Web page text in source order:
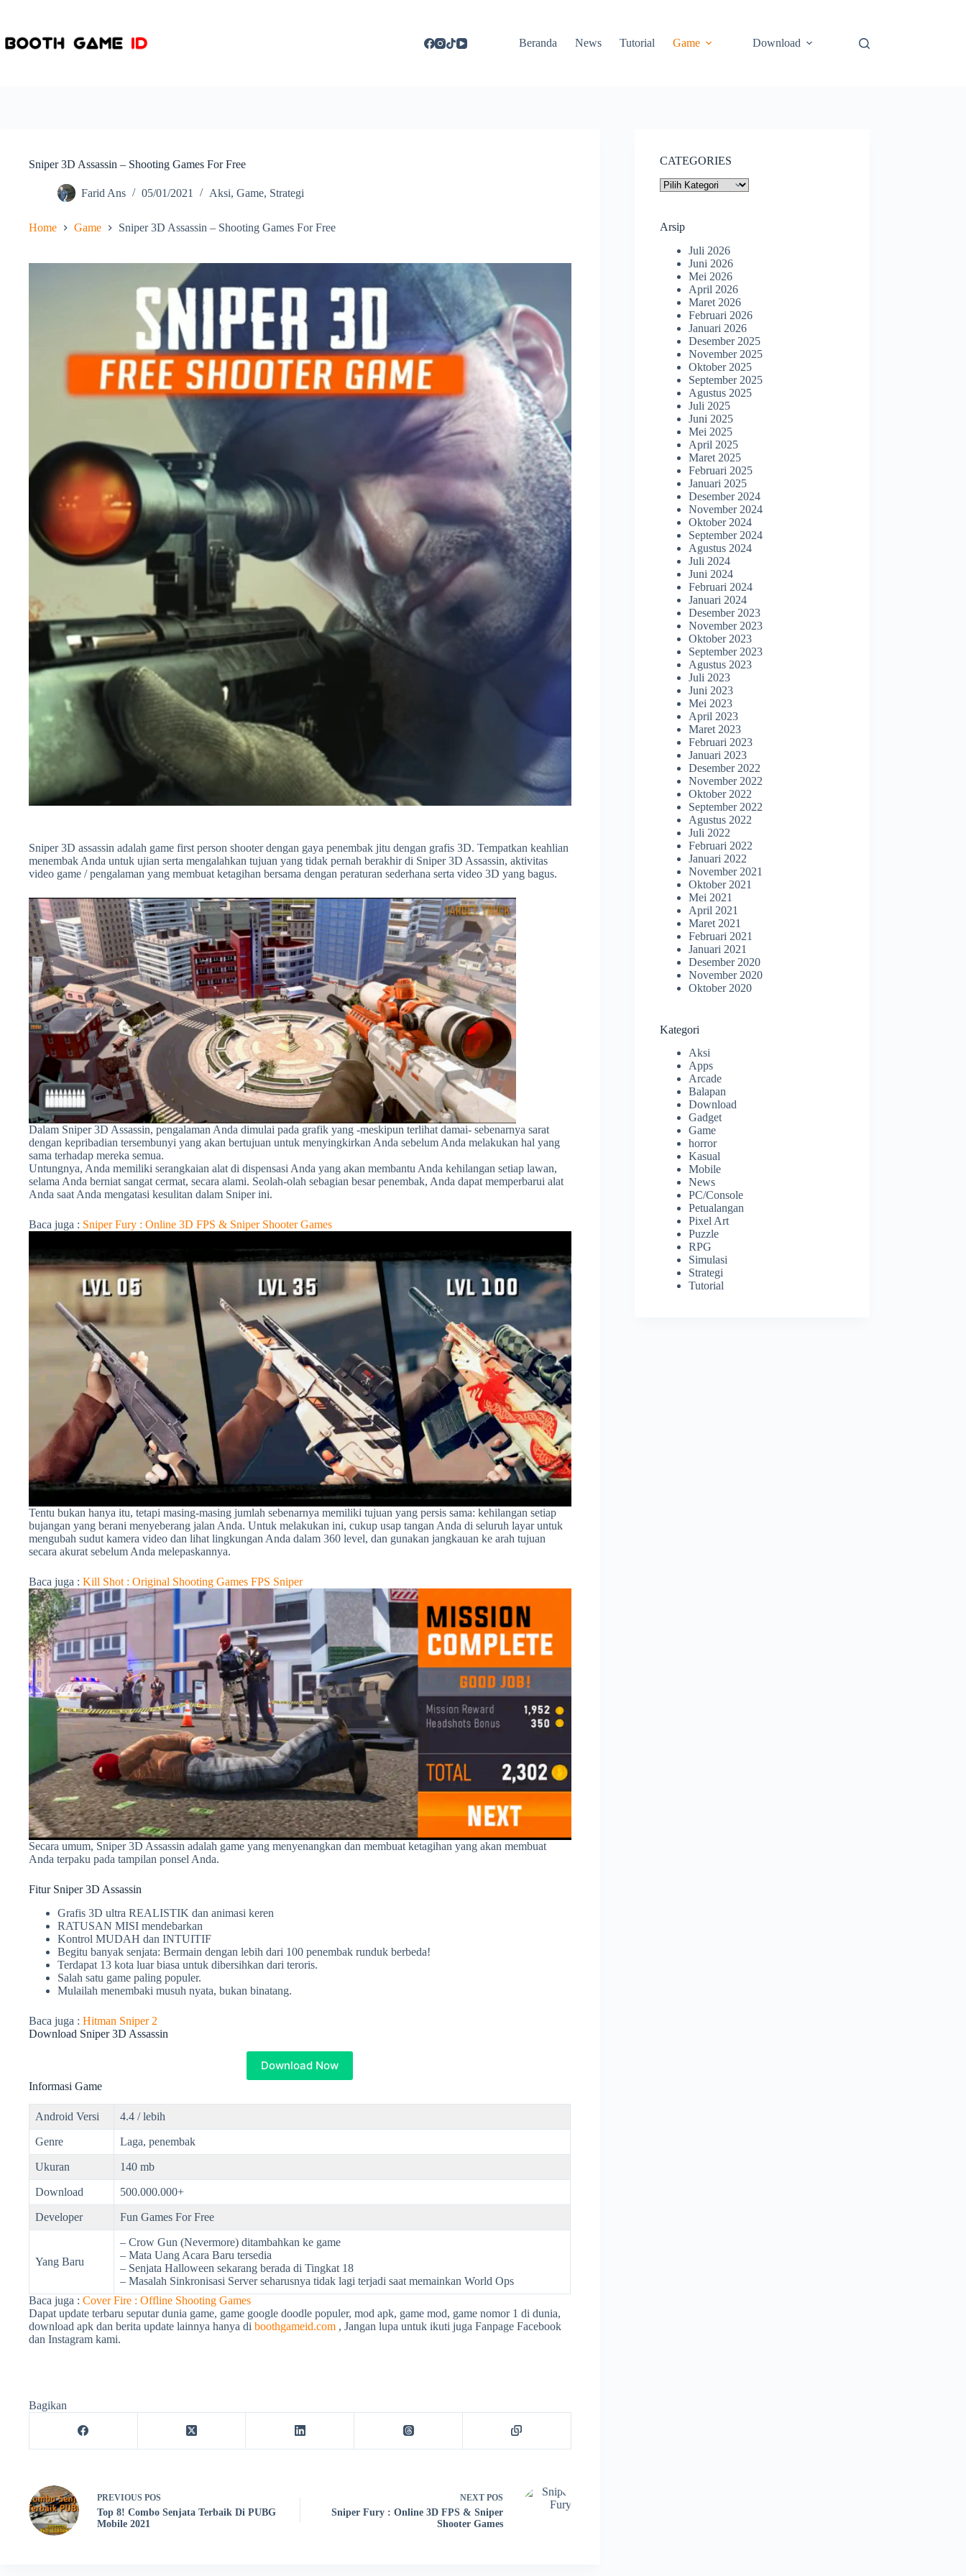
Beranda
News Tutorial Game Download
Sniper 3D Assassin – Shooting Games For Free
Farid Ans 05/01/2021 Aksi, Game, Strategi
Home Game Sniper 3D Assassin – Shooting Games For Free
Sniper 3D assassin adalah game first person shooter dengan gaya penembak jitu dengan grafis 3D. Tempatkan keahlian
menembak Anda untuk ujian serta mengalahkan tujuan yang tidak pernah berakhir di Sniper 3D Assassin, aktivitas
video game / pengalaman yang membuat ketagihan bersama dengan peraturan sederhana serta video 3D yang bagus.
Dalam Sniper 3D Assassin, pengalaman Anda dimulai pada grafik yang -meskipun terlihat damai- sebenarnya sarat
dengan kepribadian tersembunyi yang akan bertujuan untuk menyingkirkan Anda sebelum Anda melakukan hal yang
sama terhadap mereka semua.
Untungnya, Anda memiliki serangkaian alat di dispensasi Anda yang akan membantu Anda kehilangan setiap lawan,
selama Anda berniat sangat cermat, secara alami. Seolah-olah sebagian besar penembak, Anda dapat memperbarui alat
Anda saat Anda mengatasi kesulitan dalam Sniper ini.
Baca juga : Sniper Fury : Online 3D FPS & Sniper Shooter Games
Tentu bukan hanya itu, tetapi masing-masing jumlah sebenarnya memiliki tujuan yang persis sama: kehilangan setiap
bujangan yang berani menyeberang jalan Anda. Untuk melakukan ini, cukup usap tangan Anda di seluruh layar untuk
mengubah sudut kamera video dan lihat lingkungan Anda dalam 360 level, dan gunakan jangkauan ke arah tujuan
secara akurat sebelum Anda melepaskannya.
Baca juga : Kill Shot : Original Shooting Games FPS Sniper
Secara umum, Sniper 3D Assassin adalah game yang menyenangkan dan membuat ketagihan yang akan membuat
Anda terpaku pada tampilan ponsel Anda.
Fitur Sniper 3D Assassin
Grafis 3D ultra REALISTIK dan animasi keren
RATUSAN MISI mendebarkan
Kontrol MUDAH dan INTUITIF
Begitu banyak senjata: Bermain dengan lebih dari 100 penembak runduk berbeda!
Terdapat 13 kota luar biasa untuk dibersihkan dari teroris.
Salah satu game paling populer.
Mulailah menembaki musuh nyata, bukan binatang.
Baca juga : Hitman Sniper 2
Download Sniper 3D Assassin
Download Now
Informasi Game
Android Versi 4.4 / lebih
Genre Laga, penembak
Ukuran 140 mb
Download 500.000.000+
Developer Fun Games For Free
Yang Baru
– Crow Gun (Nevermore) ditambahkan ke game
– Mata Uang Acara Baru tersedia
– Senjata Halloween sekarang berada di Tingkat 18
– Masalah Sinkronisasi Server seharusnya tidak lagi terjadi saat memainkan World Ops
Baca juga : Cover Fire : Offline Shooting Games
Dapat update terbaru seputar dunia game, game google doodle populer, mod apk, game mod, game nomor 1 di dunia,
download apk dan berita update lainnya hanya di boothgameid.com , Jangan lupa untuk ikuti juga Fanpage Facebook
dan Instagram kami.
Bagikan
PREVIOUS POS
Top 8! Combo Senjata Terbaik Di PUBG
Mobile 2021
NEXT POS
Sniper Fury : Online 3D FPS & Sniper
Shooter Games
CATEGORIES
CATEGORIES
Arsip
Juli 2026
Juni 2026
Mei 2026
April 2026
Maret 2026
Februari 2026
Januari 2026
Desember 2025
November 2025
Oktober 2025
September 2025
Agustus 2025
Juli 2025
Juni 2025
Mei 2025
April 2025
Maret 2025
Februari 2025
Januari 2025
Desember 2024
November 2024
Oktober 2024
September 2024
Agustus 2024
Juli 2024
Juni 2024
Februari 2024
Januari 2024
Desember 2023
November 2023
Oktober 2023
September 2023
Agustus 2023
Juli 2023
Juni 2023
Mei 2023
April 2023
Maret 2023
Februari 2023
Januari 2023
Desember 2022
November 2022
Oktober 2022
September 2022
Agustus 2022
Juli 2022
Februari 2022
Januari 2022
November 2021
Oktober 2021
Mei 2021
April 2021
Maret 2021
Februari 2021
Januari 2021
Desember 2020
November 2020
Oktober 2020
Kategori
Aksi
Apps
Arcade
Balapan
Download
Gadget
Game
horror
Kasual
Mobile
News
PC/Console
Petualangan
Pixel Art
Puzzle
RPG
Simulasi
Strategi
Tutorial